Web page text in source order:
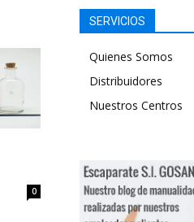
0
SERVICIOS
Quienes Somos
Distribuidores
Nuestros Centros